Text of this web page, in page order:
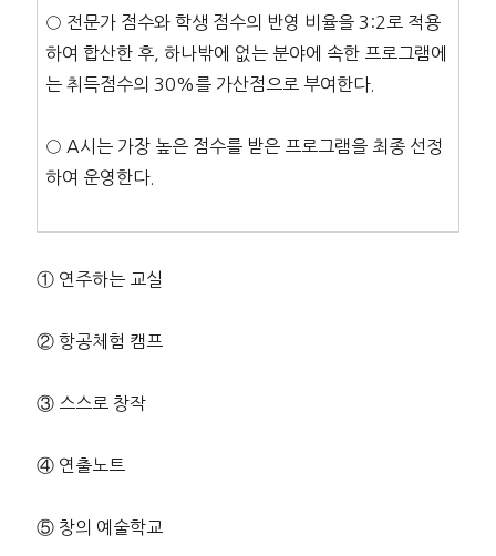
○ 전문가 점수와 학생 점수의 반영 비율을 3:2로 적용
하여 합산한 후, 하나밖에 없는 분야에 속한 프로그램에
는 취득점수의 30%를 가산점으로 부여한다.
○ A시는 가장 높은 점수를 받은 프로그램을 최종 선정
하여 운영한다.
① 연주하는 교실
② 항공체험 캠프
③ 스스로 창작
④ 연출노트
⑤ 창의 예술학교